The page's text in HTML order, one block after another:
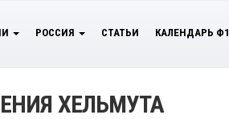
РОССИЯ СТАТЬИ КАЛЕНДАРЬ Ф1
ХЕЛЬМУТА